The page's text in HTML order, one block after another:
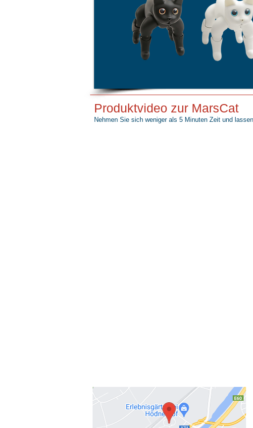
Produktvideo zur MarsCat
Nehmen Sie sich weniger als 5 Minuten Zeit und